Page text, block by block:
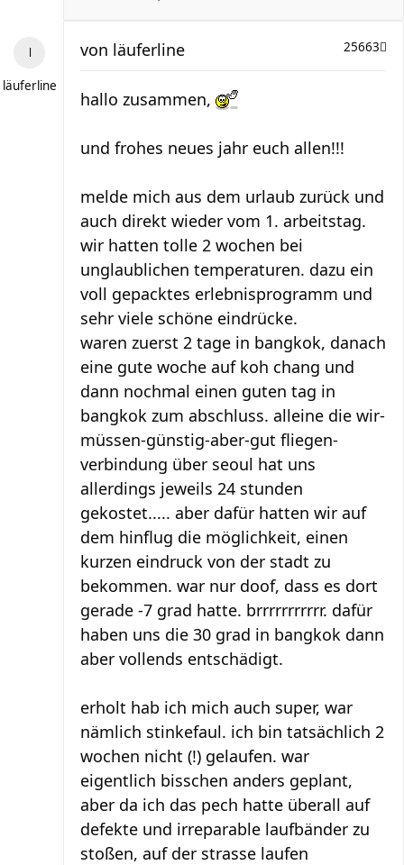
läuferline
25663
von läuferline
hallo zusammen,
und frohes neues jahr euch allen!!!
melde mich aus dem urlaub zurück und
auch direkt wieder vom 1. arbeitstag.
wir hatten tolle 2 wochen bei
unglaublichen temperaturen. dazu ein
voll gepacktes erlebnisprogramm und
sehr viele schöne eindrücke.
waren zuerst 2 tage in bangkok, danach
eine gute woche auf koh chang und
dann nochmal einen guten tag in
bangkok zum abschluss. alleine die wir-
müssen-günstig-aber-gut fliegen-
verbindung über seoul hat uns
allerdings jeweils 24 stunden
gekostet..... aber dafür hatten wir auf
dem hinflug die möglichkeit, einen
kurzen eindruck von der stadt zu
bekommen. war nur doof, dass es dort
gerade -7 grad hatte. brrrrrrrrrrr. dafür
haben uns die 30 grad in bangkok dann
aber vollends entschädigt.
erholt hab ich mich auch super, war
nämlich stinkefaul. ich bin tatsächlich 2
wochen nicht (!) gelaufen. war
eigentlich bisschen anders geplant,
aber da ich das pech hatte überall auf
defekte und irreparable laufbänder zu
stoßen, auf der strasse laufen